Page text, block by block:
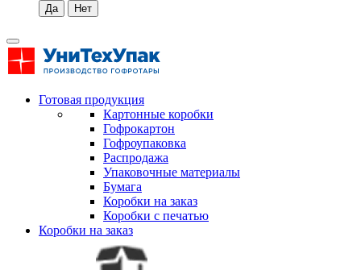
Готовая продукция
Картонные коробки
Гофрокартон
Гофроупаковка
Распродажа
Упаковочные материалы
Бумага
Коробки на заказ
Коробки с печатью
Коробки на заказ